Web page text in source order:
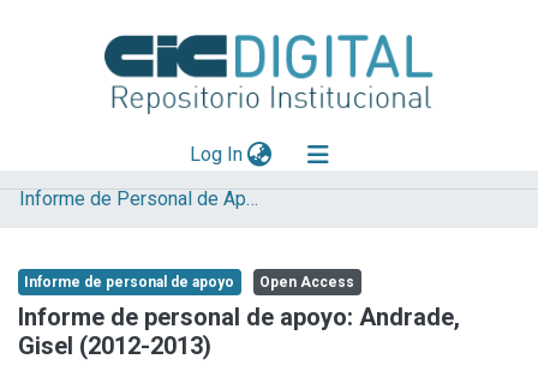
Log In(current)
Explorar
Aportar material
Statistics
Informe de Personal de Apoyo
Informe de personal de apoyo Open Access
Informe de personal de apoyo: Andrade,
Gisel (2012-2013)